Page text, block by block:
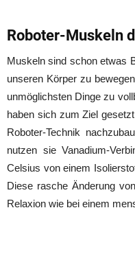
Roboter-Muskeln
Muskeln sind schon etwas
unseren Körper zu
unmöglichsten Dinge zu
haben sich zum Ziel
Roboter-Technik
nutzen sie Vanadium-
Celsius von einem
Diese rasche Änderung
Relaxion wie bei einem